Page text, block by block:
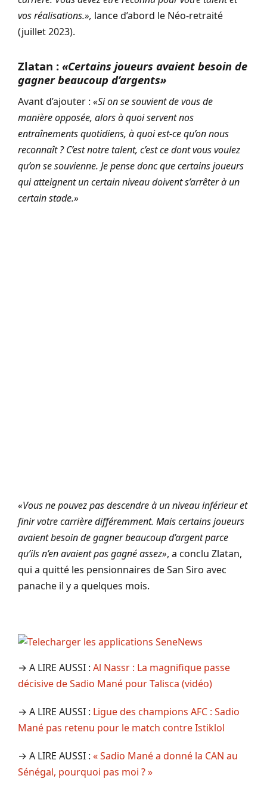
vos réalisations.», lance d’abord le Néo-retraité
(juillet 2023).
Zlatan : «Certains joueurs avaient besoin de
gagner beaucoup d’argents»
Avant d’ajouter : «Si on se souvient de vous de
manière opposée, alors à quoi servent nos
entraînements quotidiens, à quoi est-ce qu’on nous
reconnaît ? C’est notre talent, c’est ce dont vous voulez
qu’on se souvienne. Je pense donc que certains joueurs
qui atteignent un certain niveau doivent s’arrêter à un
certain stade.»
«Vous ne pouvez pas descendre à un niveau inférieur et
finir votre carrière différemment. Mais certains joueurs
avaient besoin de gagner beaucoup d’argent parce
qu’ils n’en avaient pas gagné assez», a conclu Zlatan,
qui a quitté les pensionnaires de San Siro avec
panache il y a quelques mois.
→ A LIRE AUSSI : Al Nassr : La magnifique passe
décisive de Sadio Mané pour Talisca (vidéo)
→ A LIRE AUSSI : Ligue des champions AFC : Sadio
Mané pas retenu pour le match contre Istiklol
→ A LIRE AUSSI : « Sadio Mané a donné la CAN au
Sénégal, pourquoi pas moi ? »